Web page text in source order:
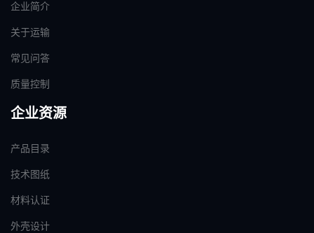
企业简介
关于运输
常见问答
质量控制
企业资源
产品目录
技术图纸
材料认证
外壳设计